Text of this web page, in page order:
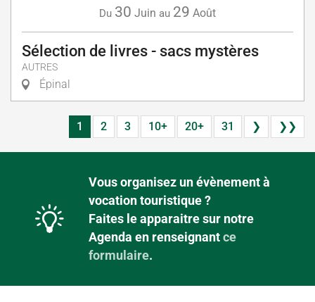
Du 30 Juin au 29 Août
Sélection de livres - sacs mystères
AUTRES
Épinal
1 2 3 10+ 20+ 31 ❯ ❯❯
Vous organisez un évènement à
vocation touristique ?
Faites le apparaitre sur notre
Agenda en renseignantce
formulaire.